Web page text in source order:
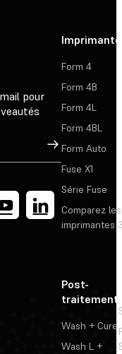
pour
Inscription
Form 4
Form 4B
Form 4L
Form 4BL
Form Auto
Fuse X1
Série Fuse
Comparez les
imprimantes
Post-
traitement
Wash + Cure
Wash L +